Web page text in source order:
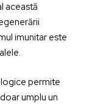
această
imunitar este
permite
umplu un